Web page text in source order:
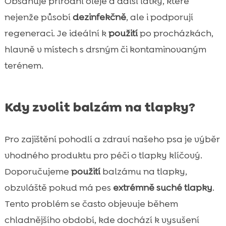
nejenže působídezinfekčně, ale i podporují
regeneraci. Je ideální kpoužitípo procházkách,
hlavně v místech s drsným či kontaminovaným
terénem.
Kdy zvolit balzám na tlapky?
Pro zajištění pohodlí a zdraví našeho psa je výběr
vhodného produktu pro péči o tlapky klíčový.
Doporučujeme použitíbalzámu na tlapky,
obzvláště pokud má pes extrémně suché tlapky.
Tento problém se často objevuje během
chladnějšího období, kde dochází k vysušení